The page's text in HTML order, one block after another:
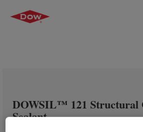
DOWSIL™ 121 Structural
Sealant